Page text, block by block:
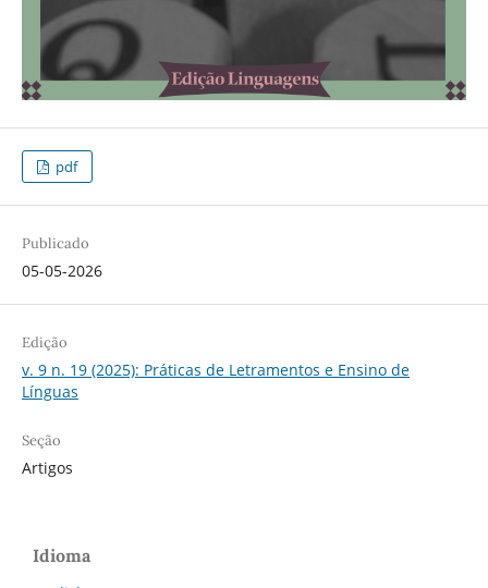
pdf
Publicado
05-05-2026
Edição
v. 9 n. 19 (2025): Práticas de Letramentos e Ensino de
Línguas
Seção
Artigos
Idioma